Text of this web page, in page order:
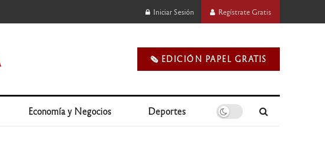
Iniciar Sesión Regístrate Gratis
🗞️ EDICIÓN PAPEL GRATIS
Economía y Negocios Deportes